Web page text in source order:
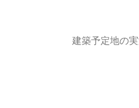
建築予定地の